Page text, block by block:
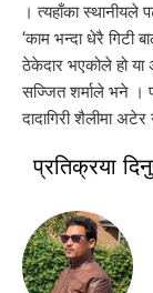
। त्यहाँका स्थानीयले
‘काम भन्दा धेरै गिटी
ठेकेदार भएकोले हो या
सज्जित शर्माले भने ।
दादागिरी शैलीमा
प्रतिक्रया